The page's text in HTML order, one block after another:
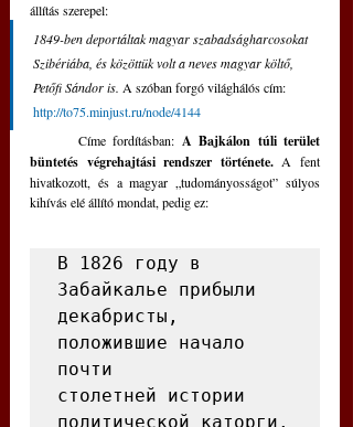
állítás szerepel:
1849-ben deportáltak magyar szabadságharcosokat
Szibériába, és közöttük volt a neves magyar költő,
Petőfi Sándor is. A szóban forgó világhálós cím:
http://to75.minjust.ru/node/4144
	Címe fordításban:
A Bajkálon túli terület
büntetés végrehajtási rendszer története. A fent
hivatkozott, és a magyar „tudományosságot” súlyos
kihívás elé állító mondat, pedig ez:
В 1826 году в
Забайкалье прибыли
декабристы,
положившие начало
почти
столетней истории
политической каторги.